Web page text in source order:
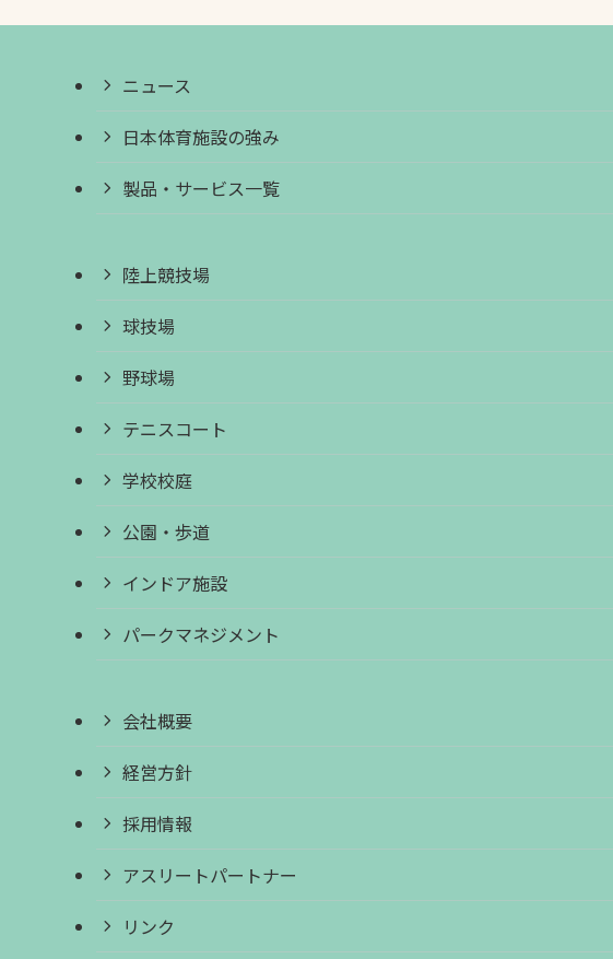
ニュース
日本体育施設の強み
製品・サービス一覧
陸上競技場
球技場
野球場
テニスコート
学校校庭
公園・歩道
インドア施設
パークマネジメント
会社概要
経営方針
採用情報
アスリートパートナー
リンク